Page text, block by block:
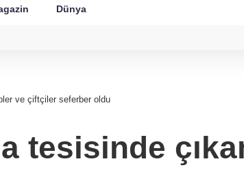
Dünya
ve çiftçiler seferber oldu
tesisinde